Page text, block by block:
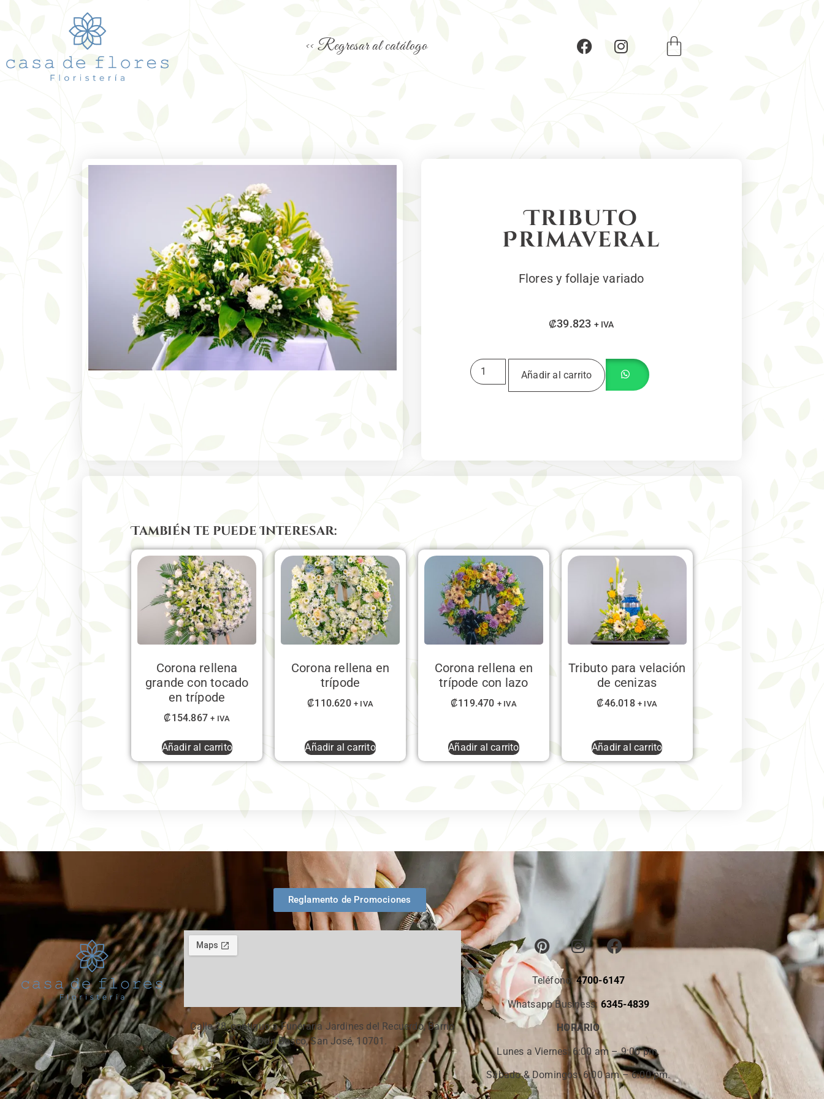
<< Regresar al catálogo
Tributo
Primaveral
Flores y follaje variado
₡39.823 + IVA
Añadir al carrito
También te puede Interesar:
Corona rellena
grande con tocado
en trípode
₡154.867 + IVA
Añadir al carrito
Corona rellena en
trípode
₡110.620 + IVA
Añadir al carrito
Corona rellena en
trípode con lazo
₡119.470 + IVA
Añadir al carrito
Tributo para velación
de cenizas
₡46.018 + IVA
Añadir al carrito
Reglamento de Promociones
Calle 28, contiguo a Funeraria Jardines del Recuerdo, Barrio
Don Bosco, San José, 10701.
Teléfono:4700-6147
Whatsapp Business: 6345-4839
HORARIO
Lunes a Viernes:6:00 am – 9:00 pm.
Sábado & Domingos: 6:00 am – 6:00 pm.